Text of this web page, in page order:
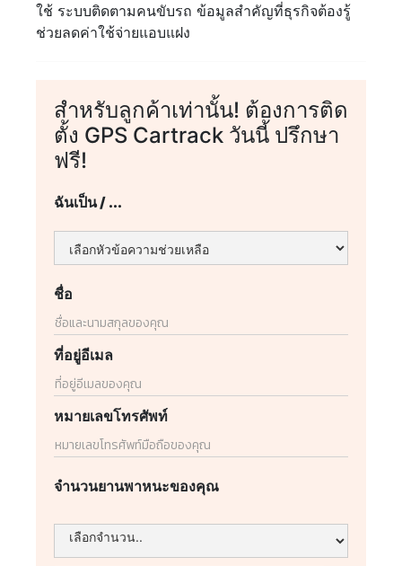
สำหรับลูกค้าเท่านั้น! ต้องการติด
ตั้ง GPS Cartrack วันนี้ ปรึกษา
ฟรี!
ฉันเป็น / ...
ชื่อ
ที่อยู่อีเมล
หมายเลขโทรศัพท์
จำนวนยานพาหนะของคุณ
ใช้ ระบบติดตามคนขับรถ ข้อมูลสำคัญที่ธุรกิจต้องรู้
ช่วยลดค่าใช้จ่ายแอบแฝง